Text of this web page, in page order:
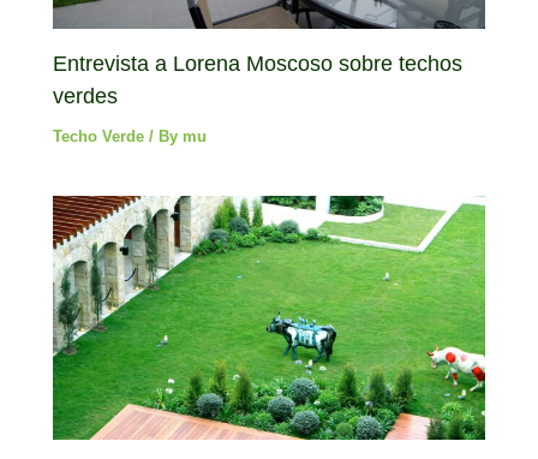
Entrevista a Lorena Moscoso sobre techos
verdes
Techo Verde / By mu